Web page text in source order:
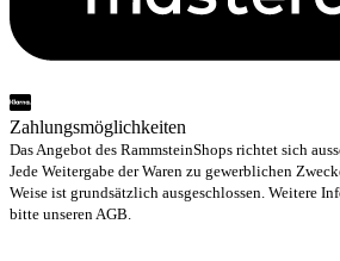
Zahlungsmöglichkeiten
Das Angebot des RammsteinShops richtet sich
Jede Weitergabe der Waren zu gewerblichen
Weise ist grundsätzlich ausgeschlossen. Weitere
bitte unseren AGB.